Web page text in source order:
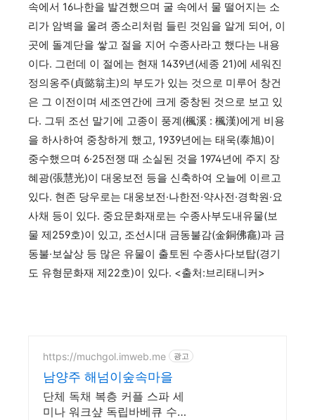
속에서 16나한을 발견했으며 굴 속에서 물 떨어지는 소
리가 암벽을 울려 종소리처럼 들린 것임을 알게 되어, 이
곳에 돌계단을 쌓고 절을 지어 수종사라고 했다는 내용
이다. 그런데 이 절에는 현재 1439년(세종 21)에 세워진
정의옹주(貞懿翁主)의 부도가 있는 것으로 미루어 창건
은 그 이전이며 세조연간에 크게 중창된 것으로 보고 있
다. 그뒤 조선 말기에 고종이 풍계(楓溪 : 楓漢)에게 비용
을 하사하여 중창하게 했고, 1939년에는 태욱(泰旭)이
중수했으며 6·25전쟁 때 소실된 것을 1974년에 주지 장
혜광(張慧光)이 대웅보전 등을 신축하여 오늘에 이르고
있다. 현존 당우로는 대웅보전·나한전·약사전·경학원·요
사채 등이 있다. 중요문화재로는 수종사부도내유물(보
물 제259호)이 있고, 조선시대 금동불감(金銅佛龕)과 금
동불·보살상 등 많은 유물이 출토된 수종사다보탑(경기
도 유형문화재 제22호)이 있다. <출처:브리태니커>
https://muchgol.imweb.me 광고
남양주 해넘이숲속마을
단체 독채 복층 커플 스파 세
미나 워크샾 독립바베큐 수